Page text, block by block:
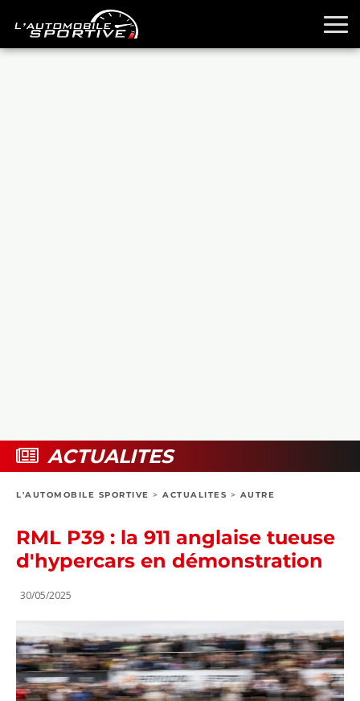
BOUTIQUE
ACTUALITES
L'AUTOMOBILE SPORTIVE > ACTUALITES > AUTRE
RML P39 : la 911 anglaise tueuse
d'hypercars en démonstration
30/05/2025